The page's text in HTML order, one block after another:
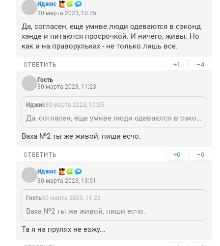
Иджис
30 марта 2023, 10:25
Да, согласен, еще умнве люди одеваются в сэконд
хэнде и питаются просрочкой. И ничего, живы. Но
как и на праворульках - не только лишь все.
ОТВЕТИТЬ +1 –4
Гость
30 марта 2023, 11:23
Иджис30 марта 2023, 10:25
Да, согласен, еще умнве люди одеваются в сэконд хэнде и питаются просрочкой. И ничего, живы. Но как и на праворульках - не только лишь все.
Ваха №2 ты же живой, пиши есчо.
ОТВЕТИТЬ +0 –0
Иджис
30 марта 2023, 13:51
Гость30 марта 2023, 11:23
Ваха №2 ты же живой, пиши есчо.
Та я на прулях не езжу...